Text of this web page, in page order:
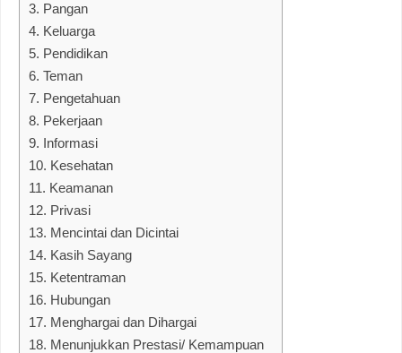
3. Pangan
4. Keluarga
5. Pendidikan
6. Teman
7. Pengetahuan
8. Pekerjaan
9. Informasi
10. Kesehatan
11. Keamanan
12. Privasi
13. Mencintai dan Dicintai
14. Kasih Sayang
15. Ketentraman
16. Hubungan
17. Menghargai dan Dihargai
18. Menunjukkan Prestasi/ Kemampuan